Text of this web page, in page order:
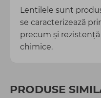
Lentilele sunt
se caracterizează
precum și
chimice.
PRODUSE